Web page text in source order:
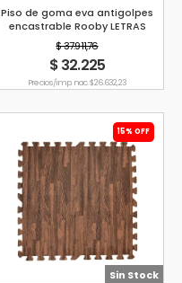
Piso de goma eva antigolpes
encastrable Rooby LETRAS
$ 37.911,76
$ 32.225
Precio s/imp. nac. $ 26.632,23
15% OFF
Sin Stock